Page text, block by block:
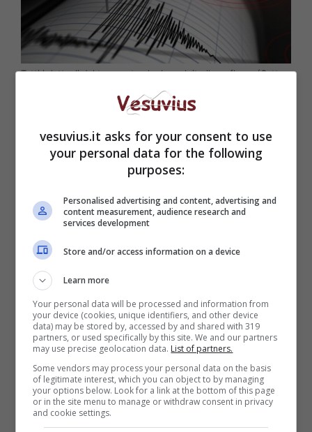
Tutti i dettagli del terremoto che ha colpito l’area flegra (Getty
Come abbiamo anticipato, il terremoto ha
colpitoPozzuolidurante la giornata odierna.
Infatti a riportare la scossa sismica ci ha pensat
Istituto Nazionale di Geologia e
la scossa sarebbe stata avvertita intorno alle
09:09 del mattino, ed avrebbe raggiunto
l’intensità
quindi subito una scossa si forte da essere
avvertita anche ad Agnano, ma non in grado di
creare danni.
vesuvius.it asks for your consent to use
your personal data for the following
purposes:
Personalised advertising and content, advertising and
content measurement, audience research and
services development
Store and/or access information on a device
Learn more
Your personal data will be processed and information from
your device (cookies, unique identifiers, and other device
data) may be stored by, accessed by and shared with 319
partners, or used specifically by this site. We and our partners
may use precise geolocation data. List of partners.
Some vendors may process your personal data on the basis
of legitimate interest, which you can object to by managing
your options below. Look for a link at the bottom of this page
or in the site menu to manage or withdraw consent in privacy
and cookie settings.